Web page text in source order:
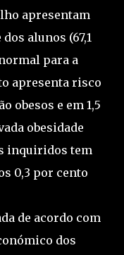
apresentam
alunos (67,1
para a
apresenta risco
obesos e em 1,5
obesidade
inquiridos tem
0,3 por cento
de acordo com
dos